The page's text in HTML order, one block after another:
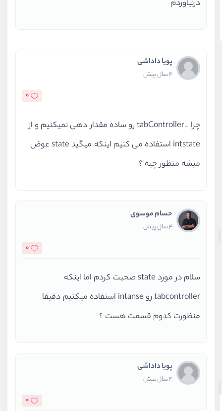
درنیاوردم
پویا داداشی
4 سال پیش
0
چرا _tabController رو ساده مقدار دهی نمیکنیم و از
intstate استفاده می کنیم اینکه میگید state عوض
میشه منظور چیه ؟
حسام موسوی
4 سال پیش
0
سلام در مورد state صحبت کردم اما اینکه
tabcontroller رو intanse استفاده میکنیم دقیقا
منظورت کدوم قسمت هست ؟
پویا داداشی
4 سال پیش
0